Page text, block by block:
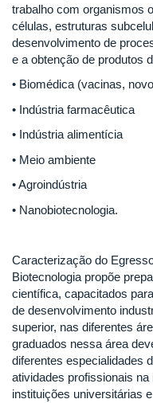
trabalho com organismos
células, estruturas
desenvolvimento de
e a obtenção de produtos
• Biomédica (vacinas,
• Indústria farmacêutica
• Indústria alimentícia
• Meio ambiente
• Agroindústria
• Nanobiotecnologia.
Caracterização do
Biotecnologia propõe
científica, capacitados
de desenvolvimento
superior, nas diferentes
graduados nessa área
diferentes especialidades
atividades profissionais
instituições universitárias